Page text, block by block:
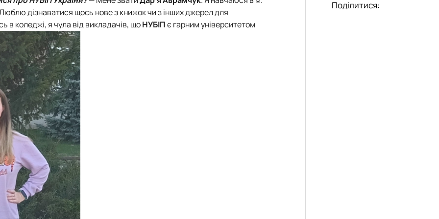
бізнес-систем, кластерів …
75-річчю економічного фак…
дізнаватися щось нове з книжок чи з інших джерел для
в коледжі, я чула від викладачів, щоНУБІПє гарним університетом
Поділитися: